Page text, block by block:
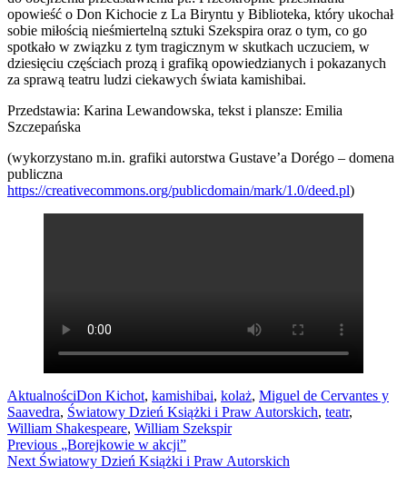
opowieść o Don Kichocie z La Biryntu y Biblioteka, który ukochał
sobie miłością nieśmiertelną sztuki Szekspira oraz o tym, co go
spotkało w związku z tym tragicznym w skutkach uczuciem, w
dziesięciu częściach prozą i grafiką opowiedzianych i pokazanych
za sprawą teatru ludzi ciekawych świata kamishibai.
Przedstawia: Karina Lewandowska, tekst i plansze: Emilia
Szczepańska
(wykorzystano m.in. grafiki autorstwa Gustave’a Dorégo – domena
publiczna
https://creativecommons.org/publicdomain/mark/1.0/deed.pl)
AktualnościDon Kichot, kamishibai, kolaż, Miguel de Cervantes y
Saavedra, Światowy Dzień Książki i Praw Autorskich, teatr,
William Shakespeare, William Szekspir
Nawigacja
wpisu
Previous
Previous
post:
„Borejkowie w akcji”
Next Next
Światowy Dzień Książki i Praw Autorskich